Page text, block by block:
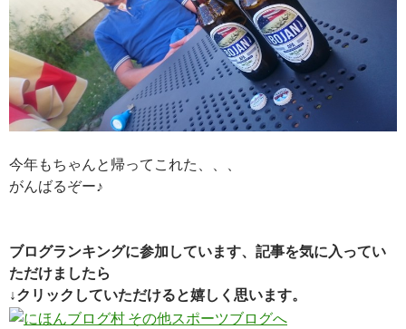
今年もちゃんと帰ってこれた、、、
がんばるぞー♪
ブログランキングに参加しています、記事を気に入ってい
ただけましたら
↓クリックしていただけると嬉しく思います。